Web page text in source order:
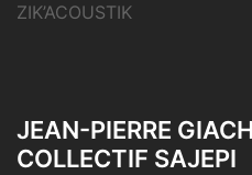
ZIK’ACOUSTIK
JEAN-PIERRE
COLLECTIF SAJEPI